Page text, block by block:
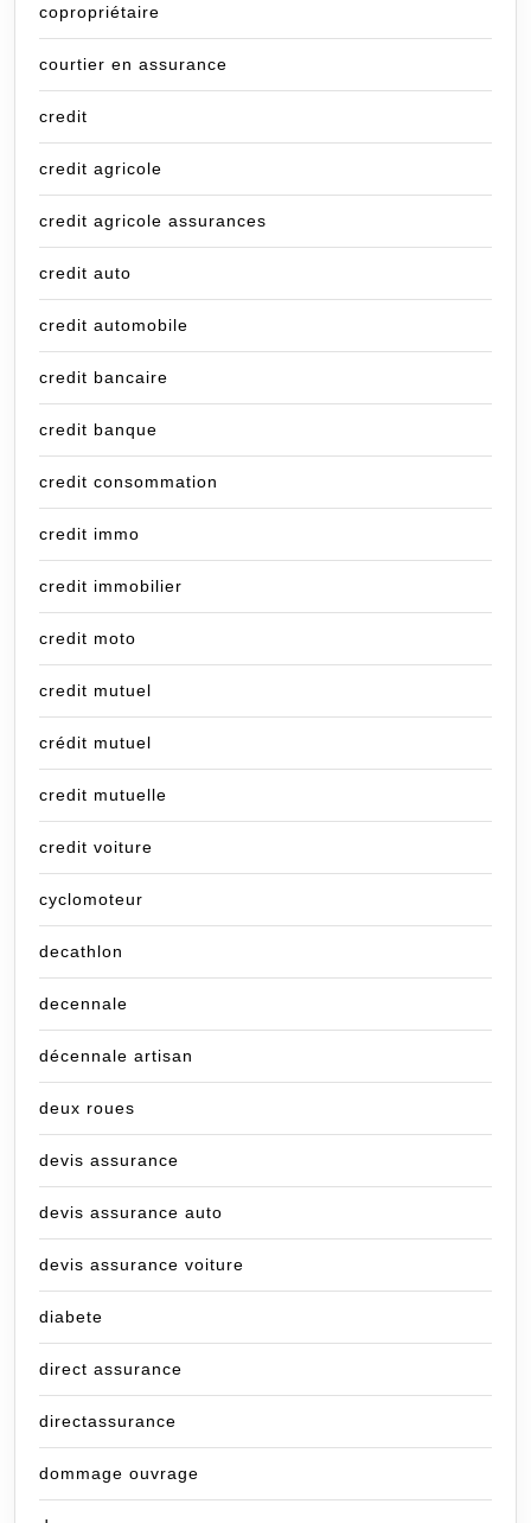
copropriétaire
courtier en assurance
credit
credit agricole
credit agricole assurances
credit auto
credit automobile
credit bancaire
credit banque
credit consommation
credit immo
credit immobilier
credit moto
credit mutuel
crédit mutuel
credit mutuelle
credit voiture
cyclomoteur
decathlon
decennale
décennale artisan
deux roues
devis assurance
devis assurance auto
devis assurance voiture
diabete
direct assurance
directassurance
dommage ouvrage